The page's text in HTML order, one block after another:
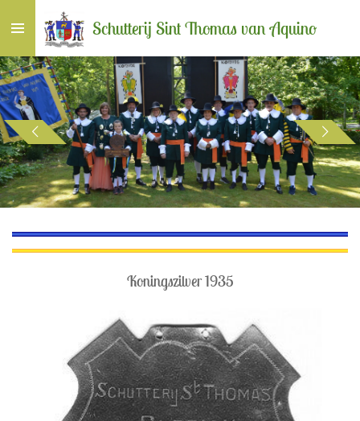
direct
naar
de
hoofdinhoud
Schutterij Sint Thomas van Aquino
Koningszilver 1935